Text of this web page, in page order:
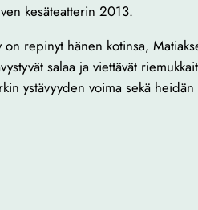
kesäteatterin 2013.
on repinyt hänen kotinsa,
salaa ja viettävät
ystävyyden voima sekä